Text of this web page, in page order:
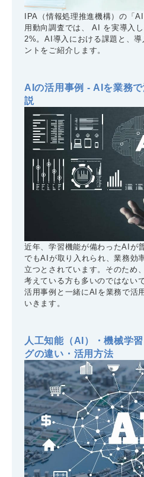
IPA（情報処理推進機構）の「
用動向調査では、 AI を実導入
2%。AI導入における課題と、
ントをご紹介します。
AIの活用事例 - AIを業務
説
近年、学習機能が備わったAIが
でもAIが取り入れられ、業務効
立つとされています。そのため
考えている方も多いのではない
活用事例と一緒にAIを業務で活
いきます。
人工知能（AI）・機械学
グの違い・活用方法